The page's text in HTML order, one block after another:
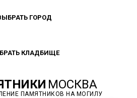
ГОРОД
КЛАДБИЩЕ
МОСКВА
ПАМЯТНИКОВ НА МОГИЛУ